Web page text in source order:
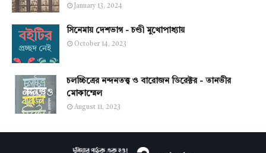
January 13, 2024
সিনেমায় দেশভাগ - চণ্ডী মুখোপাধ্যায়
October 14, 2023
চলচ্চিত্রের নন্দনতত্ত্ব ও বারোজন ডিরেক্টর - তানভীর
মোকাম্মেল
August 11, 2023